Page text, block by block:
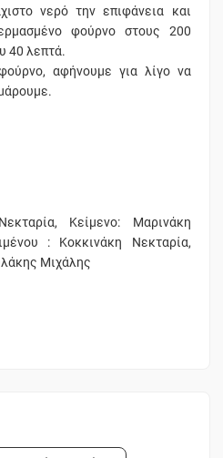
νερό την επιφάνεια και
φούρνο στους 200
40 λεπτά.
αφήνουμε για λίγο να
Κείμενο: Μαρινάκη
: Κοκκινάκη Νεκταρία,
Μιχάλης